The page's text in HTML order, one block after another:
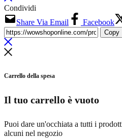
Condividi
Share Via Email
Facebook
Copy
Carrello della spesa
Il tuo carrello è vuoto
Puoi dare un'occhiata a tutti i
alcuni nel negozio